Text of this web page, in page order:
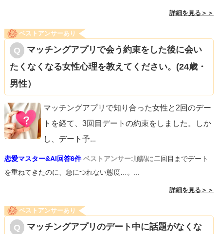
詳細を見る＞＞
ベストアンサーあり
マッチングアプリで会う約束をした後に会い
たくなくなる女性心理を教えてください。(24歳・
男性）
マッチングアプリで知り合った女性と2回のデー
トを経て、3回目デートの約束をしました。しか
し、デート予...
恋愛マスター&AI回答6件 ベストアンサー:順調に二回目までデート
を重ねてきたのに、急につれない態度…。...
詳細を見る＞＞
ベストアンサーあり
マッチングアプリのデート中に話題がなくな